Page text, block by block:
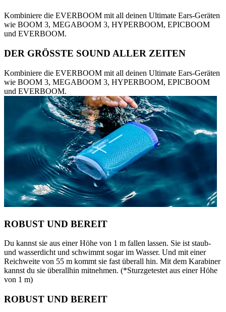
Kombiniere die EVERBOOM mit all deinen Ultimate Ears-Geräten
wie BOOM 3, MEGABOOM 3, HYPERBOOM, EPICBOOM
und EVERBOOM.
DER GRÖSSTE SOUND ALLER ZEITEN
Kombiniere die EVERBOOM mit all deinen Ultimate Ears-Geräten
wie BOOM 3, MEGABOOM 3, HYPERBOOM, EPICBOOM
und EVERBOOM.
ROBUST UND BEREIT
Du kannst sie aus einer Höhe von 1 m fallen lassen. Sie ist staub-
und wasserdicht und schwimmt sogar im Wasser. Und mit einer
Reichweite von 55 m kommt sie fast überall hin. Mit dem Karabiner
kannst du sie überallhin mitnehmen. (*Sturzgetestet aus einer Höhe
von 1 m)
ROBUST UND BEREIT